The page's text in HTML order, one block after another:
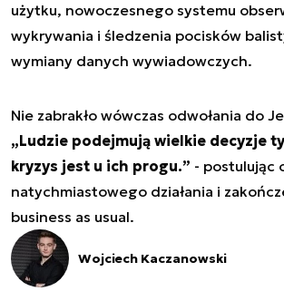
użytku, nowoczesnego systemu
wykrywania i śledzenia pocisków
wymiany danych wywiadowczych.
Nie zabrakło wówczas odwołania do
„Ludzie podejmują wielkie decyzje
kryzys jest u ich progu.” - postulując
natychmiastowego działania i
business as usual.
Wojciech Kaczanowski